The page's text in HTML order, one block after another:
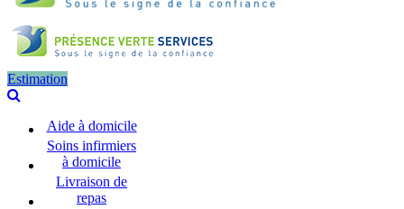
Estimation
Aide à domicile
Soins infirmiers
à domicile
Livraison de
repas